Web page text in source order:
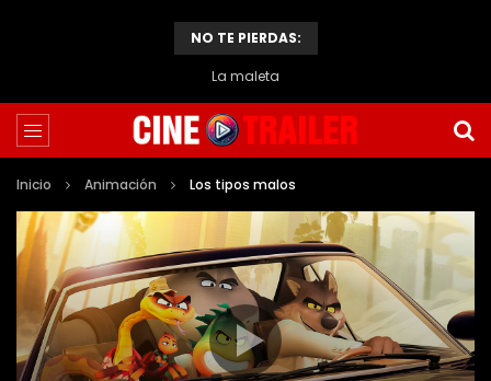
NO TE PIERDAS:
La maleta
Inicio Animación Los tipos malos